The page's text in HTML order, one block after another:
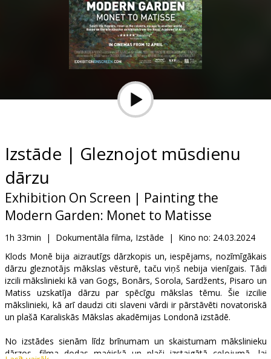
Pasākumi
B2B
Kino
Klubs
Izstāde | Gleznojot mūsdienu
dārzu
Exhibition On Screen | Painting the
Modern Garden: Monet to Matisse
1h 33min | Dokumentāla filma, Izstāde | Kino no: 24.03.2024
Klods Monē bija aizrautīgs dārzkopis un, iespējams, nozīmīgākais
dārzu gleznotājs mākslas vēsturē, taču viņš nebija vienīgais. Tādi
izcili mākslinieki kā van Gogs, Bonārs, Sorola, Sardžents, Pisaro un
Matiss uzskatīja dārzu par spēcīgu mākslas tēmu. Šie izcilie
mākslinieki, kā arī daudzi citi slaveni vārdi ir pārstāvēti novatoriskā
un plašā Karaliskās Mākslas akadēmijas Londonā izstādē.
No izstādes sienām līdz brīnumam un skaistumam mākslinieku
dārzos, filma dodas maģiskā un plaši izstaigātā ceļojumā, lai